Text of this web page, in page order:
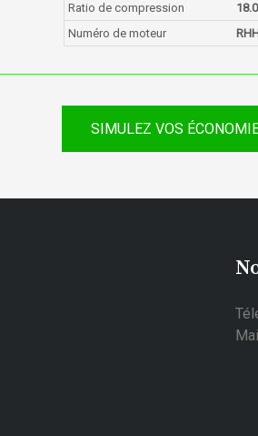
Ratio de compression
Numéro de moteur
SIMULEZ VOS